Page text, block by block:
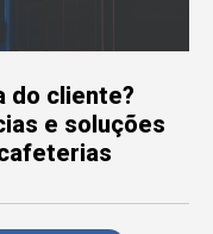
do cliente?
e soluções